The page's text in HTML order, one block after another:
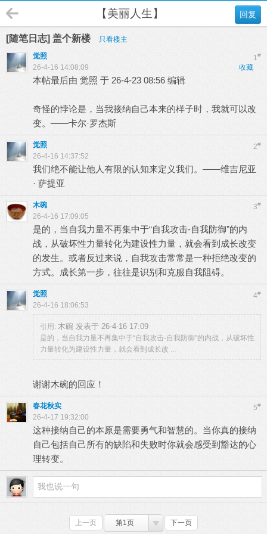
回复
【美丽人生】
[随笔日志] 盖个新楼 只看楼主
1#
觉照
收藏
26-4-16 14:08:09
本帖最后由 觉照 于 26-4-23 08:56 编辑
奇怪的悖论是，当我接纳自己本来的样子时，我就可以改
变。——卡尔·罗杰斯
2#
觉照
26-4-16 14:37:52
我们绝不能让他人有限的认知来定义我们。——维吉尼亚
· 萨提亚
3#
木碗
26-4-16 17:09:05
是的，当自我力量不再集中于“自我攻击-自我防御”的内
战，从破坏性力量转化为建设性力量，就会看到成长改变
的发生。或者反过来说，自我攻击常常是一种拒绝改变的
方式。成长第一步，往往是识别和克服自我阻碍。
4#
觉照
26-4-16 18:06:53
引用: 木碗 发表于 26-4-16 17:09
是的，当自我力量不再集中于“自我攻击-自我防御”的内战，从破坏性
力量转化为建设性力量，就会看到成长改 ...
谢谢木碗的回应！
5#
春花秋实
26-4-17 19:32:00
这种接纳自己的本原是需要勇气和智慧的。当你真的接纳
自己包括自己所有的缺陷和失败时你就会感受到豁达的心
理转变。
上一页 第1页 下一页